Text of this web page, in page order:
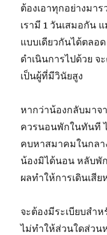
ต้องเอาทุกอย่างมา
เรามี 1 วันเสมอกัน
แบบเดียวกันได้ตลอ
ดำเนินการไปด้วย จ
เป็นผู้ที่มีวินัยสูง
หากว่าน้องกลับมาจ
ควรนอนพักในทันที
คบหาสมาคมในกลา
น้องมิได้นอน หลับพั
ผลทำให้การเดินเสี
จะต้องมีระเบียบสำ
ไม่ทำให้ส่วนใดส่วน